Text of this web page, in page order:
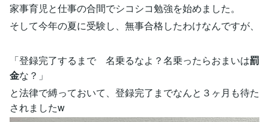
家事育児と仕事の合間でシコシコ勉強を始めました。
そして今年の夏に受験し、無事合格したわけなんですが、
「登録完了するまで 名乗るなよ？名乗ったらおまいは罰
金な？」
と法律で縛っておいて、登録完了までなんと３ヶ月も待た
されましたw